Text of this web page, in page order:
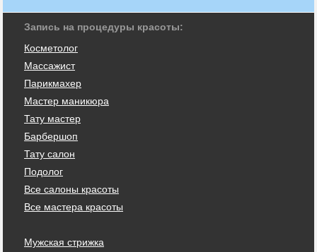
Запись на процедуры красоты:
Косметолог
Массажист
Парикмахер
Мастер маникюра
Тату мастер
Барбершоп
Тату салон
Подолог
Все салоны красоты
Все мастера красоты
Мужская стрижка